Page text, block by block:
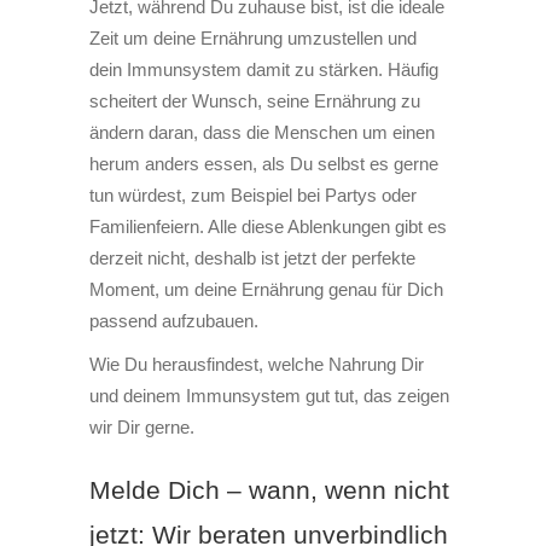
Jetzt, während Du zuhause bist, ist die ideale
Zeit um deine Ernährung umzustellen und
dein Immunsystem damit zu stärken. Häufig
scheitert der Wunsch, seine Ernährung zu
ändern daran, dass die Menschen um einen
herum anders essen, als Du selbst es gerne
tun würdest, zum Beispiel bei Partys oder
Familienfeiern. Alle diese Ablenkungen gibt es
derzeit nicht, deshalb ist jetzt der perfekte
Moment, um deine Ernährung genau für Dich
passend aufzubauen.
Wie Du herausfindest, welche Nahrung Dir
und deinem Immunsystem gut tut, das zeigen
wir Dir gerne.
Melde Dich – wann, wenn nicht
jetzt: Wir beraten unverbindlich